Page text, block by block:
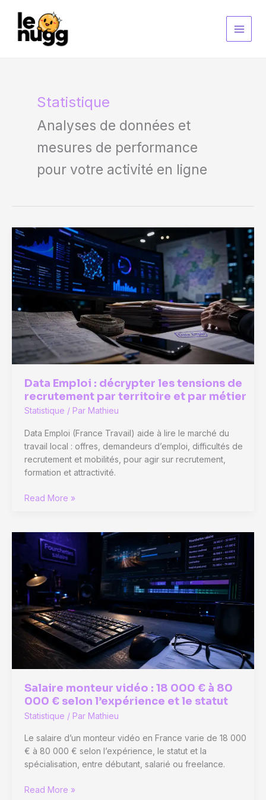
contenu
Statistique
Analyses de données et
mesures de performance
pour votre activité en ligne
Data Emploi : décrypter les tensions de
recrutement par territoire et par métier
Statistique / Par Mathieu
Data Emploi (France Travail) aide à lire le marché du
travail local : offres, demandeurs d’emploi, difficultés de
recrutement et mobilités, pour agir sur recrutement,
formation et attractivité.
Data
décrypter
tensions
de
recrutement
par
territoire
par
métier
Read More »
Salaire monteur vidéo : 18 000 € à 80
000 € selon l’expérience et le statut
Statistique / Par Mathieu
Le salaire d’un monteur vidéo en France varie de 18 000
€ à 80 000 € selon l’expérience, le statut et la
spécialisation, entre débutant, salarié ou freelance.
Salaire
Read More »